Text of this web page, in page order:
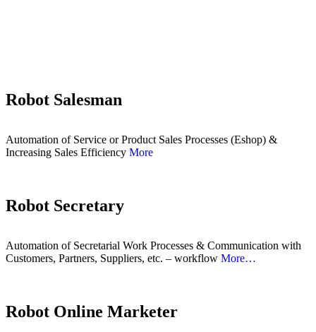
Robot Salesman
Automation of Service or Product Sales Processes (Eshop) &
Increasing Sales Efficiency More
Robot Secretary
Automation of Secretarial Work Processes & Communication with
Customers, Partners, Suppliers, etc. – workflow More…
Robot Online Marketer